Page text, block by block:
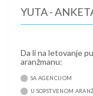
YUTA -
Da li na letovanje
aranžmanu:
SA AGENCIJOM
U SOPSTVENOM